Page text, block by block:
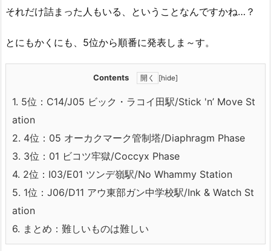
それだけ詰まった人もいる、ということなんですかね…？
とにもかくにも、5位から順番に発表しま～す。
Contents [hide]
1. 5位：C14/J05 ビック・ラコイ田駅/Stick 'n’ Move St
ation
2. 4位：05 オーカクマーク管制塔/Diaphragm Phase
3. 3位：01 ビコツ牢獄/Coccyx Phase
4. 2位：I03/E01 ツンデ嶺駅/No Whammy Station
5. 1位：J06/D11 アウ東部ガン中学校駅/Ink & Watch St
ation
6. まとめ：難しいものは難しい